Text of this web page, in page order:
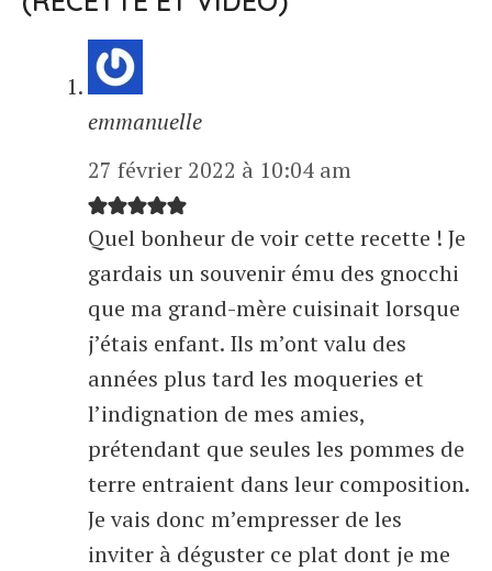
emmanuelle
27 février 2022 à 10:04 am
Quel bonheur de voir cette recette ! Je
gardais un souvenir ému des gnocchi
que ma grand-mère cuisinait lorsque
j’étais enfant. Ils m’ont valu des
années plus tard les moqueries et
l’indignation de mes amies,
prétendant que seules les pommes de
terre entraient dans leur composition.
Je vais donc m’empresser de les
inviter à déguster ce plat dont je me